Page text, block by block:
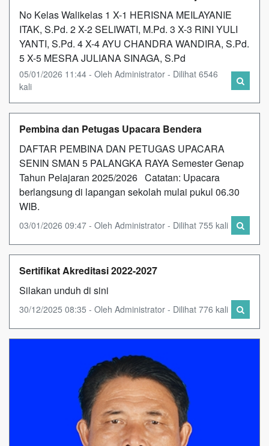
No Kelas Walikelas 1 X-1 HERISNA MEILAYANIE
ITAK, S.Pd. 2 X-2 SELIWATI, M.Pd. 3 X-3 RINI YULI
YANTI, S.Pd. 4 X-4 AYU CHANDRA WANDIRA, S.Pd.
5 X-5 MESRA JULIANA SINAGA, S.Pd
05/01/2026 11:44 - Oleh Administrator - Dilihat 6546
kali
Pembina dan Petugas Upacara Bendera
DAFTAR PEMBINA DAN PETUGAS UPACARA
SENIN SMAN 5 PALANGKA RAYA Semester Genap
Tahun Pelajaran 2025/2026 Catatan: Upacara
berlangsung di lapangan sekolah mulai pukul 06.30
WIB.
03/01/2026 09:47 - Oleh Administrator - Dilihat 755 kali
Sertifikat Akreditasi 2022-2027
Silakan unduh di sini
30/12/2025 08:35 - Oleh Administrator - Dilihat 776 kali